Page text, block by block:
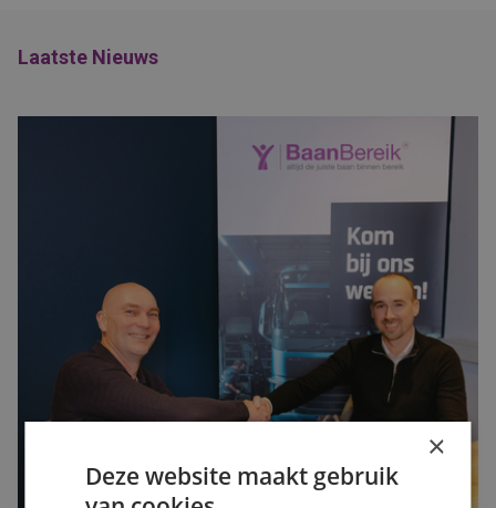
Laatste Nieuws
×
Deze website maakt gebruik